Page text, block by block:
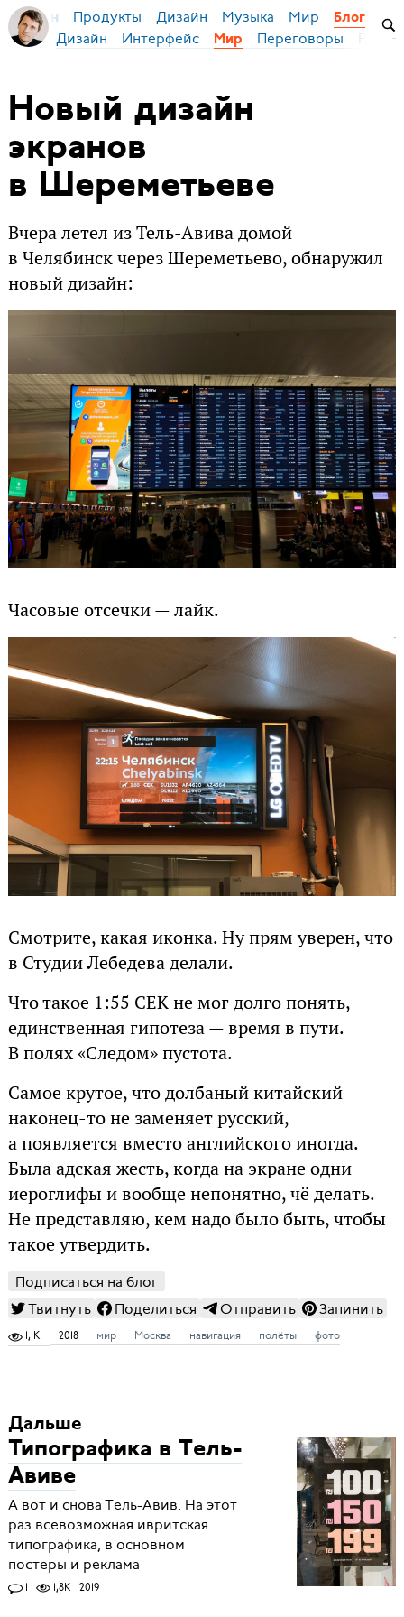
Бирман Продукты Дизайн Музыка Мир Блог
Дизайн Интерфейс Мир Переговоры
Новый дизайн
экранов
в Шереметьеве
Вчера летел из Тель-Авива домой
в Челябинск через Шереметьево, обнаружил
новый дизайн:
Часовые отсечки — лайк.
Смотрите, какая иконка. Ну прям уверен, что
в Студии Лебедева делали.
Что такое 1:55 CEK не мог долго понять,
единственная гипотеза — время в пути.
В полях «Следом» пустота.
Самое крутое, что долбаный китайский
наконец-то не заменяет русский,
а появляется вместо английского иногда.
Была адская жесть, когда на экране одни
иероглифы и вообще непонятно, чё делать.
Не представляю, кем надо было быть, чтобы
такое утвердить.
Подписаться на блог
Твитнуть
Поделиться Отправить Запинить
1,1K 2018 мир Москва навигация полёты фото
Дальше
Типографика в Тель-
Авиве
А вот и снова Тель-Авив. На этот
раз всевозможная ивритская
типографика, в основном
постеры и реклама
1 1,8K 2019